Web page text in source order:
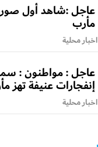
عاجل :شاهد أول
مأرب
اخبار محلية
عاجل : مواطنون :
إنفجارات عنيفة تهز
اخبار محلية